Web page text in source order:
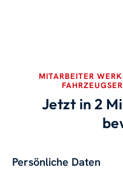
MITARBEITER
Jetzt in 2
Quelle
Persönliche Daten